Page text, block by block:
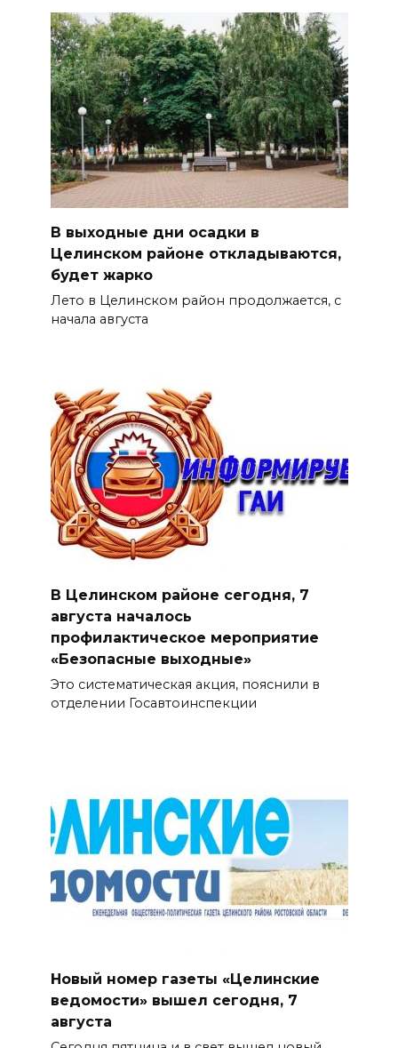
В выходные дни осадки в
Целинском районе откладываются,
будет жарко
Лето в Целинском район продолжается, с
начала августа
В Целинском районе сегодня, 7
августа началось
профилактическое мероприятие
«Безопасные выходные»
Это систематическая акция, пояснили в
отделении Госавтоинспекции
Новый номер газеты «Целинские
ведомости» вышел сегодня, 7
августа